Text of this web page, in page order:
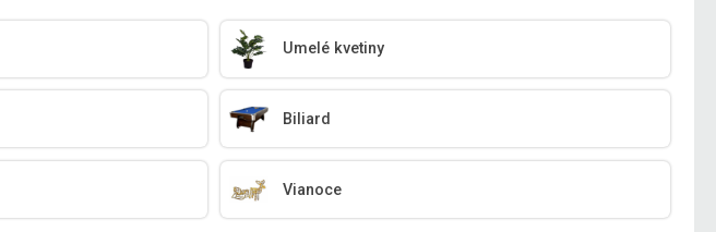
Umelé kvetiny
Biliard
Vianoce